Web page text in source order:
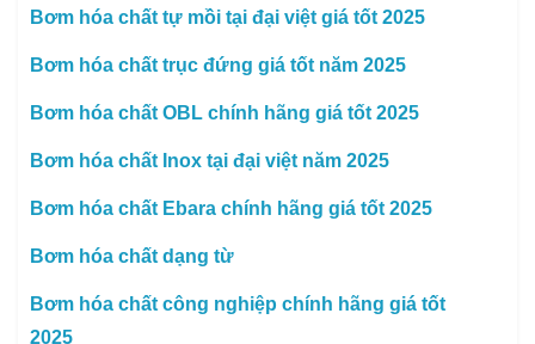
Bơm hóa chất tự mồi tại đại việt giá tốt 2025
Bơm hóa chất trục đứng giá tốt năm 2025
Bơm hóa chất OBL chính hãng giá tốt 2025
Bơm hóa chất Inox tại đại việt năm 2025
Bơm hóa chất Ebara chính hãng giá tốt 2025
Bơm hóa chất dạng từ
Bơm hóa chất công nghiệp chính hãng giá tốt
2025